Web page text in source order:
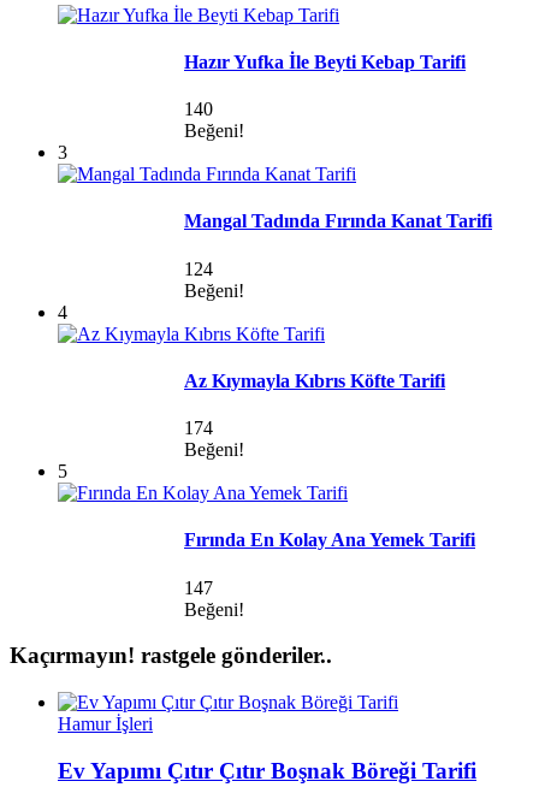
Hazır Yufka İle Beyti Kebap Tarifi
140
Beğeni!
3
Mangal Tadında Fırında Kanat Tarifi
124
Beğeni!
4
Az Kıymayla Kıbrıs Köfte Tarifi
174
Beğeni!
5
Fırında En Kolay Ana Yemek Tarifi
147
Beğeni!
Kaçırmayın! rastgele gönderiler..
Hamur İşleri
Ev Yapımı Çıtır Çıtır Boşnak Böreği Tarifi